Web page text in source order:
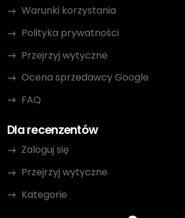
Warunki korzystania
Polityka prywatności
Przejrzyj wytyczne
Ocena sprzedawcy Google
FAQ
Dla recenzentów
Zaloguj się
Przejrzyj wytyczne
Kategorie